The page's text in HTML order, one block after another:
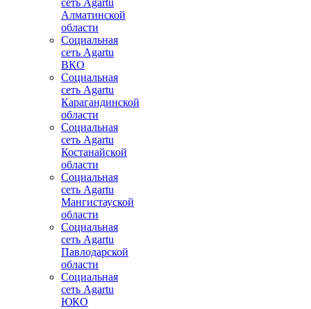
сеть Agartu
Алматинской
области
Социальная
сеть Agartu
ВКО
Социальная
сеть Agartu
Карагандинской
области
Социальная
сеть Agartu
Костанайской
области
Социальная
сеть Agartu
Мангистауской
области
Социальная
сеть Agartu
Павлодарской
области
Социальная
сеть Agartu
ЮКО